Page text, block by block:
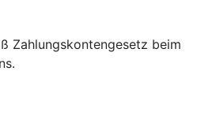
Zahlungskontengesetz beim